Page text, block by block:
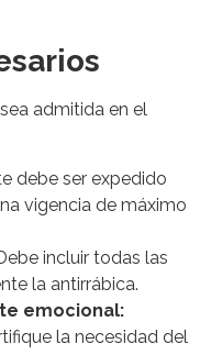
admitida en el
debe ser expedido
vigencia de máximo
incluir todas las
la antirrábica.
emocional:
la necesidad del